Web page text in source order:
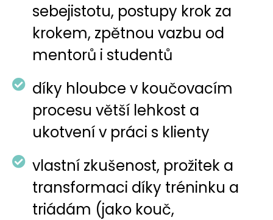
sebejistotu, postupy krok za
krokem, zpětnou vazbu od
mentorů i studentů
díky hloubce v koučovacím
procesu větší lehkost a
ukotvení v práci s klienty
vlastní zkušenost, prožitek a
transformaci díky tréninku a
triádám (jako kouč,